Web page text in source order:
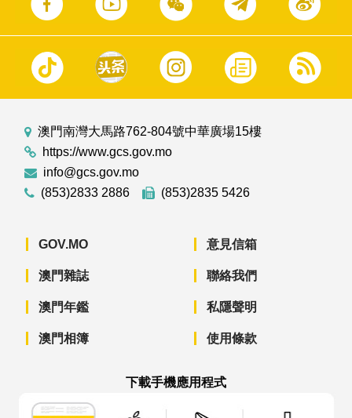
澳門南灣大馬路762-804號中華廣場15樓
https://www.gcs.gov.mo
info@gcs.gov.mo
(853)2833 2886
(853)2835 5426
GOV.MO
澳門雜誌
澳門年鑑
澳門相簿
意見信箱
聯絡我們
私隱聲明
使用條款
下載手機應用程式